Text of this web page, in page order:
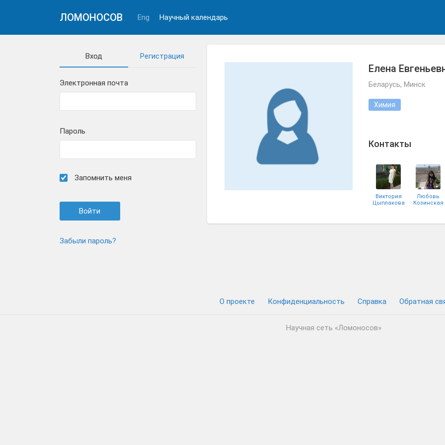
ЛОМОНОСОВ Eng Научный календарь
Вход Регистрация
Электронная почта
Пароль
Запомнить меня
Забыли пароль?
Елена
Беларусь, Минск
Химия
Контакты
Виктория
Цыплакова
Любовь
Козинская
О проекте Конфиденциальность Cправка Обратная
Научная сеть «Ломоносов»